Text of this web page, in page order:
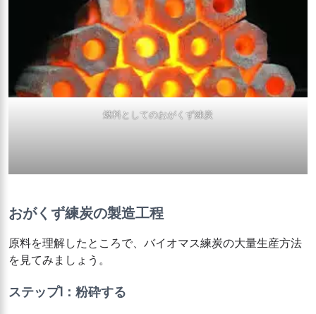
燃料としてのおがくず練炭
おがくず練炭の製造工程
原料を理解したところで、バイオマス練炭の大量生産方法
を見てみましょう。
ステップ1：粉砕する